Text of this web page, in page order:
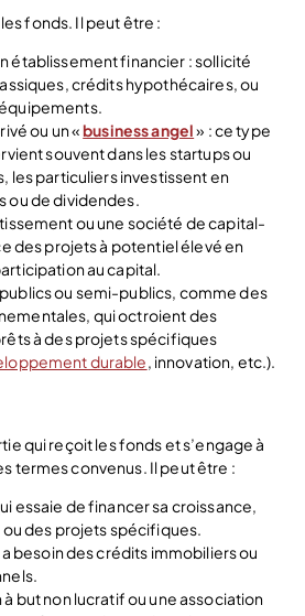
fonds. Il peut être :
établissement financier : sollicité
crédits hypothécaires, ou
ou un «business angel» : ce type
souvent dans les startups ou
les particuliers investissent en
ou de dividendes.
ou une société de capital-
des projets à potentiel élevé en
au capital.
ou semi-publics, comme des
qui octroient des
à des projets spécifiques
durable, innovation, etc.).
qui reçoit les fonds et s’engage à
termes convenus. Il peut être :
essaie de financer sa croissance,
des projets spécifiques.
besoin des crédits immobiliers ou
but non lucratif ou une association